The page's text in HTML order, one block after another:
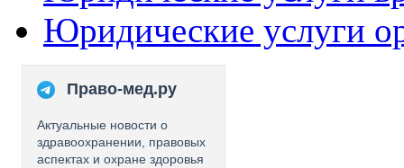
Юридические услуги
Право-мед.ру
Актуальные новости о
здравоохранении, правовых
аспектах и охране здоровья